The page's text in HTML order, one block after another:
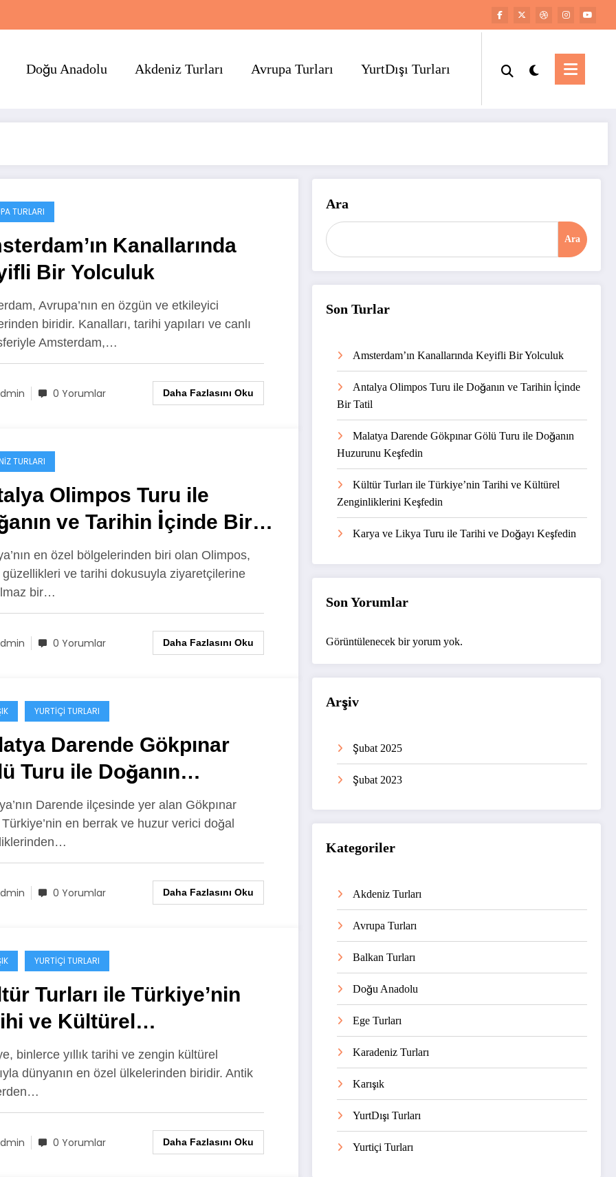
Doğu Anadolu Akdeniz Turları Avrupa Turları YurtDışı Turları
TURLARI
Kanallarında
Bir Yolculuk
Avrupa’nın en özgün ve etkileyici
biridir. Kanalları, tarihi yapıları ve canlı
Amsterdam,…
0 Yorumlar Daha Fazlasını Oku
TURLARI
Olimpos Turu ile
ve Tarihin İçinde Bir
en özel bölgelerinden biri olan Olimpos,
ve tarihi dokusuyla ziyaretçilerine
bir…
0 Yorumlar Daha Fazlasını Oku
YURTIÇI TURLARI
Darende Gökpınar
Turu ile Doğanın
Keşfedin
Darende ilçesinde yer alan Gökpınar
en berrak ve huzur verici doğal
0 Yorumlar Daha Fazlasını Oku
YURTIÇI TURLARI
Turları ile Türkiye’nin
ve Kültürel
Keşfedin
binlerce yıllık tarihi ve zengin kültürel
dünyanın en özel ülkelerinden biridir. Antik
0 Yorumlar Daha Fazlasını Oku
Ara
Ara
Son Turlar
Amsterdam’ın Kanallarında Keyifli Bir Yolculuk
Antalya Olimpos Turu ile Doğanın ve Tarihin İçinde
Bir Tatil
Malatya Darende Gökpınar Gölü Turu ile Doğanın
Huzurunu Keşfedin
Kültür Turları ile Türkiye’nin Tarihi ve Kültürel
Zenginliklerini Keşfedin
Karya ve Likya Turu ile Tarihi ve Doğayı Keşfedin
Son Yorumlar
Görüntülenecek bir yorum yok.
Arşiv
Şubat 2025
Şubat 2023
Kategoriler
Akdeniz Turları
Avrupa Turları
Balkan Turları
Doğu Anadolu
Ege Turları
Karadeniz Turları
Karışık
YurtDışı Turları
Yurtiçi Turları